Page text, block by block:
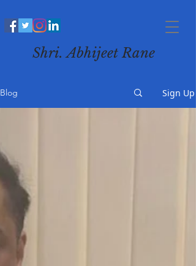
Shri. Abhijeet Rane
Blog Sign Up